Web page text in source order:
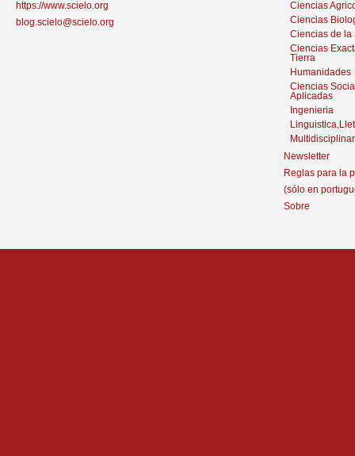
https://www.scielo.org
blog.scielo@scielo.org
Ciencias
Ciencias
Ciencias de la
Ciencias
Tierra
Humanidades
Ciencias
Aplicadas
Ingenieria
Newsletter
Reglas para la
(sólo en
Sobre